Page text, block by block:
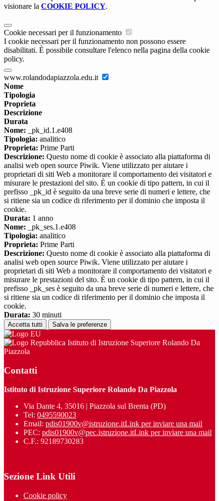
visionare la COOKIE POLICY.
Cookie necessari per il funzionamento
I cookie necessari per il funzionamento non possono essere
disabilitati. È possibile consultare l'elenco nella pagina della cookie
policy.
www.rolandodapiazzola.edu.it
Nome
Tipologia
Proprieta
Descrizione
Durata
Nome: _pk_id.1.e408
Tipologia: analitico
Proprieta: Prime Parti
Descrizione: Questo nome di cookie è associato alla piattaforma di
analisi web open source Piwik. Viene utilizzato per aiutare i
proprietari di siti Web a monitorare il comportamento dei visitatori e
misurare le prestazioni del sito. È un cookie di tipo pattern, in cui il
prefisso _pk_id è seguito da una breve serie di numeri e lettere, che
si ritiene sia un codice di riferimento per il dominio che imposta il
cookie.
Durata: 1 anno
Nome: _pk_ses.1.e408
Tipologia: analitico
Proprieta: Prime Parti
Descrizione: Questo nome di cookie è associato alla piattaforma di
analisi web open source Piwik. Viene utilizzato per aiutare i
proprietari di siti Web a monitorare il comportamento dei visitatori e
misurare le prestazioni del sito. È un cookie di tipo pattern, in cui il
prefisso _pk_ses è seguito da una breve serie di numeri e lettere, che
si ritiene sia un codice di riferimento per il dominio che imposta il
cookie.
Durata: 30 minuti
Accetta tutti Salva le preferenze
Istituto di Istruzione Superiore Rolando Da
Piazzola
Contatti
Istituto di Istruzione Superiore Rolando Da Piazzola
Via Dante 4, 35016 | Piazzola sul Brenta (PD)
Tel: 0495590023
Email: pdis01900v@istruzione.itLink per inviare una mail
PEC: pdis01900v@pec.istruzione.itLink per inviare una mail
C.F.: 92189730283
Sezione Link Utili
Cookie policy